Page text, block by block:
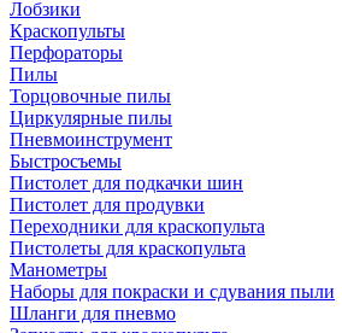
Лобзики
Краскопульты
Перфораторы
Пилы
Торцовочные пилы
Циркулярные пилы
Пневмоинструмент
Быстросъемы
Пистолет для подкачки шин
Пистолет для продувки
Переходники для краскопульта
Пистолеты для краскопульта
Манометры
Наборы для покраски и сдувания пыли
Шланги для пневмо